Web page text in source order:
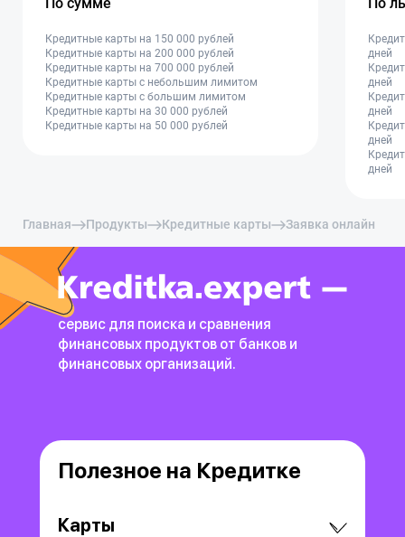
Кредитные карты на 150 000 рублей
Кредитные карты на 200 000 рублей
Кредитные карты на 700 000 рублей
Кредитные карты с небольшим лимитом
Кредитные карты с большим лимитом
Кредитные карты на 30 000 рублей
Кредитные карты на 50 000 рублей
дней
дней
дней
дней
дней
Главная Продукты Кредитные карты Заявка онлайн
сервис для поиска и сравнения
финансовых продуктов от банков и
финансовых организаций.
Полезное на Кредитке
Карты